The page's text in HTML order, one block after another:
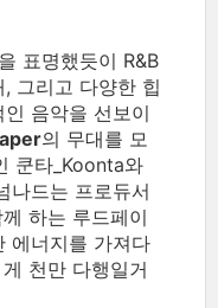
표명했듯이 R&B
그리고 다양한 힙
음악을 선보이
의 무대를 모
쿤타_Koonta와
나드는 프로듀서
하는 루드페이
에너지를 가져다
천만 다행일거